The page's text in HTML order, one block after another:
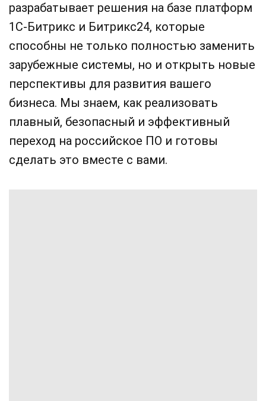
разрабатывает решения на базе платформ
1С-Битрикс и Битрикс24, которые
способны не только полностью заменить
зарубежные системы, но и открыть новые
перспективы для развития вашего
бизнеса. Мы знаем, как реализовать
плавный, безопасный и эффективный
переход на российское ПО и готовы
сделать это вместе с вами.